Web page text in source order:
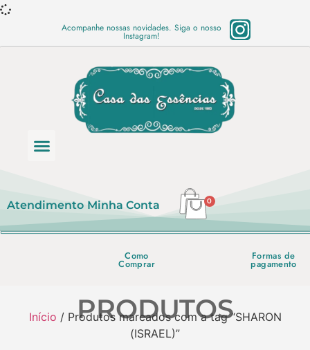
Acompanhe nossas novidades. Siga o nosso
Instagram!
Atendimento Minha Conta 0
Como
Comprar
Formas de
pagamento
PRODUTOS
Início / Produtos marcados com a tag “SHARON
(ISRAEL)”